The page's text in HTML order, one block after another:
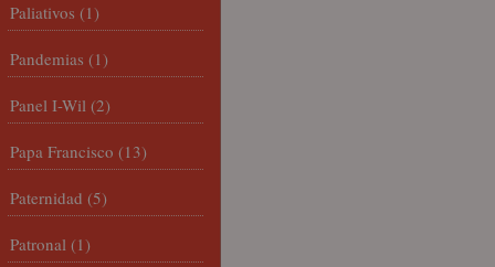
Paliativos (1)
Pandemias (1)
Panel I-Wil (2)
Papa Francisco (13)
Paternidad (5)
Patronal (1)